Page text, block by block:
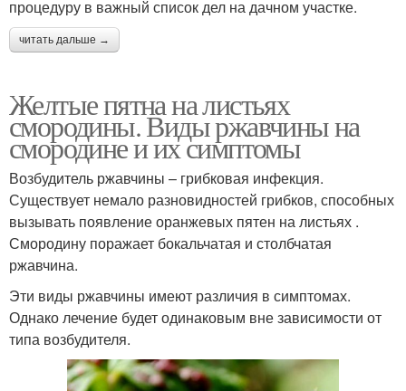
процедуру в важный список дел на дачном участке.
читать дальше →
Желтые пятна на листьях
смородины. Виды ржавчины на
смородине и их симптомы
Возбудитель ржавчины – грибковая инфекция.
Существует немало разновидностей грибков, способных
вызывать появление оранжевых пятен на листьях .
Смородину поражает бокальчатая и столбчатая
ржавчина.
Эти виды ржавчины имеют различия в симптомах.
Однако лечение будет одинаковым вне зависимости от
типа возбудителя.